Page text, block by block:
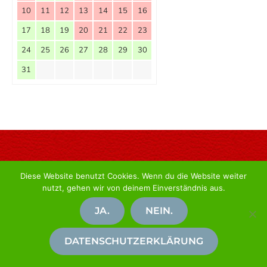
10
11 12 13 14 15
16
17
18 19 20 21 22
23
24
25 26 27 28 29
30
31
Ferienwohnung Leipziger Landfeeling
Idyllisch & erholsam.
Impressum/Datenschutz
Diese Website benutzt Cookies. Wenn du die Website weiter
nutzt, gehen wir von deinem Einverständnis aus.
JA. NEIN.
DATENSCHUTZERKLÄRUNG